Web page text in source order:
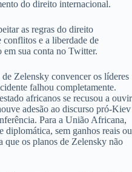
do direito internacional.
as regras do direito
e a liberdade de
sua conta no Twitter.
Zelensky convencer os líderes
falhou completamente.
africanos se recusou a ouvir
adesão ao discurso pró-Kiev
Para a União Africana,
diplomática, sem ganhos reais ou
os planos de Zelensky não